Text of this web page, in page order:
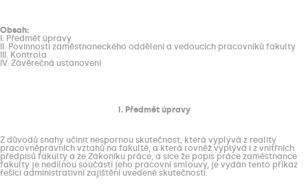
Obsah:
I. Předmět úpravy
II. Povinnosti zaměstnaneckého oddělení a vedoucích pracovníků fakulty
III. Kontrola
IV. Závěrečná ustanovení
I. Předmět úpravy
Z důvodů snahy učinit nespornou skutečnost, která vyplývá z reality
pracovněprávních vztahů na fakultě, a která rovněž vyplývá i z vnitřních
předpisů fakulty a ze Zákoníku práce, a sice že popis práce zaměstnance
fakulty je nedílnou součástí jeho pracovní smlouvy, je vydán tento příkaz
řešící administrativní zajištění uvedené skutečnosti.